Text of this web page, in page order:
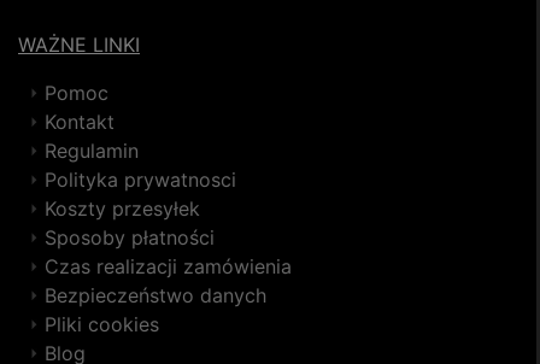
WAŻNE LINKI
Pomoc
Kontakt
Regulamin
Polityka prywatnosci
Koszty przesyłek
Sposoby płatności
Czas realizacji zamówienia
Bezpieczeństwo danych
Pliki cookies
Blog